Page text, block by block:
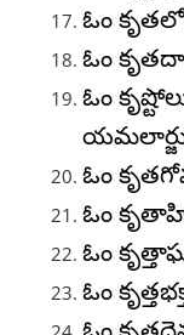
ఓం
ఓం
ఓం
ఓం
ఓం
ఓం
ఓం